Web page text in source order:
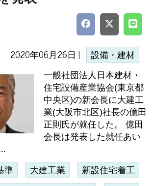
2020年06月26日 | 設備・建材
一般社団法人日本建材・
住宅設備産業協会(東京都
中央区)の新会長に大建工
業(大阪市北区)社長の億田
正則氏が就任した。 億田
会長は発表した就任あい
準 大建工業 新設住宅着工